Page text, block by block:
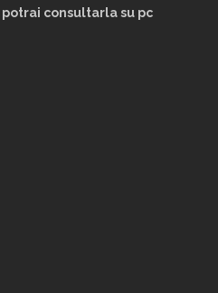
consultarla su pc